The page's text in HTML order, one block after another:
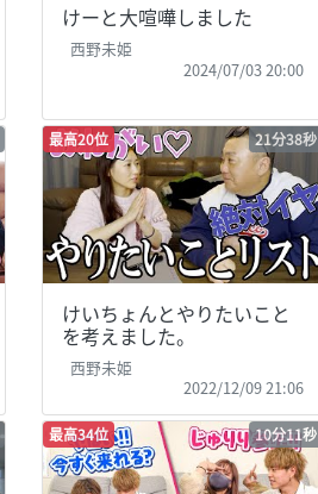
けーと大喧嘩しました
西野未姫
2024/07/03 20:00
最高20位 21分38秒
けいちょんとやりたいこと
を考えました。
西野未姫
2022/12/09 21:06
最高34位 10分11秒